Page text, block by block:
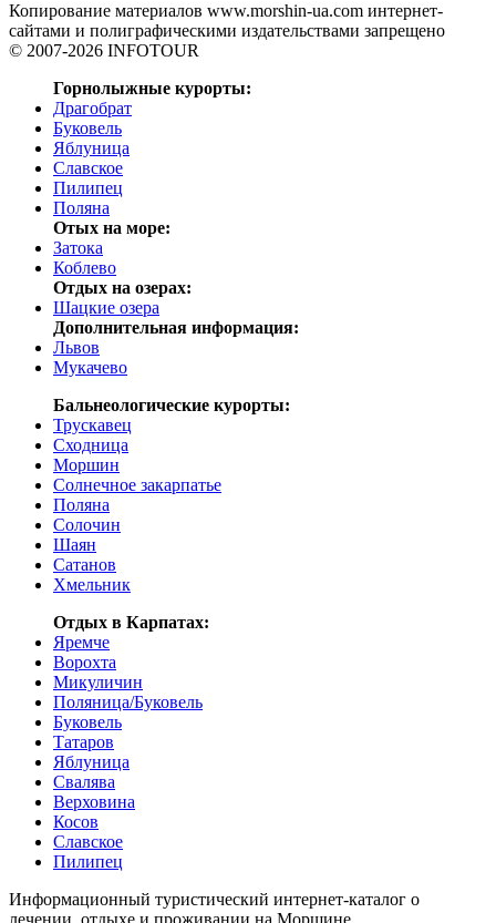
Копирование материалов www.morshin-ua.com интернет-
сайтами и полиграфическими издательствами запрещено
© 2007-2026 INFOTOUR
Горнолыжные курорты:
Драгобрат
Буковель
Яблуница
Славское
Пилипец
Поляна
Отых на море:
Затока
Коблево
Отдых на озерах:
Шацкие озера
Дополнительная информация:
Львов
Мукачево
Бальнеологические курорты:
Трускавец
Сходница
Моршин
Солнечное закарпатье
Поляна
Солочин
Шаян
Сатанов
Хмельник
Отдых в Карпатах:
Яремче
Ворохта
Микуличин
Поляница/Буковель
Буковель
Татаров
Яблуница
Cвалява
Верховина
Косов
Славское
Пилипец
Информационный туристический интернет-каталог о